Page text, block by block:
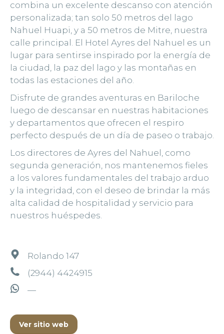
combina un excelente descanso con atención
personalizada; tan solo 50 metros del lago
Nahuel Huapi, y a 50 metros de Mitre, nuestra
calle principal. El Hotel Ayres del Nahuel es un
lugar para sentirse inspirado por la energía de
la ciudad, la paz del lago y las montañas en
todas las estaciones del año.
Disfrute de grandes aventuras en Bariloche
luego de descansar en nuestras habitaciones
y departamentos que ofrecen el respiro
perfecto después de un día de paseo o trabajo.
Los directores de Ayres del Nahuel, como
segunda generación, nos mantenemos fieles
a los valores fundamentales del trabajo arduo
y la integridad, con el deseo de brindar la más
alta calidad de hospitalidad y servicio para
nuestros huéspedes.
Rolando 147
(2944) 4424915
—
Ver sitio web